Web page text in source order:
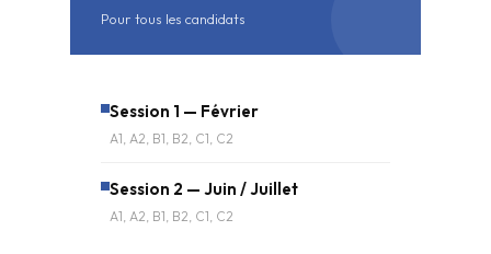
Pour tous les candidats
Session 1 — Février
A1, A2, B1, B2, C1, C2
Session 2 — Juin / Juillet
A1, A2, B1, B2, C1, C2